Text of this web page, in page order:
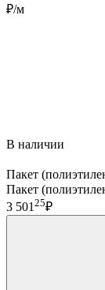
₽/м
В наличии
Пакет
Пакет
3 50125₽